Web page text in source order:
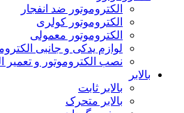
الکتروموتور ضد انفجار
الکتروموتور کولری
الکتروموتور معمولی
لوازم یدکی و جانبی
نصب الکتروموتور و تعمیر
بالابر
بالابر ثابت
بالابر متحرک